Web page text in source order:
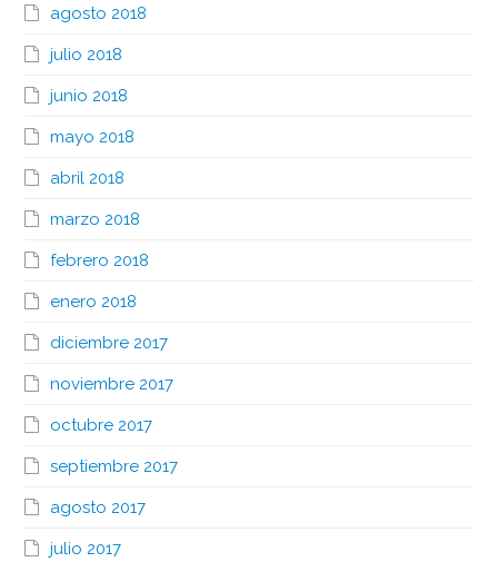
agosto 2018
julio 2018
junio 2018
mayo 2018
abril 2018
marzo 2018
febrero 2018
enero 2018
diciembre 2017
noviembre 2017
octubre 2017
septiembre 2017
agosto 2017
julio 2017